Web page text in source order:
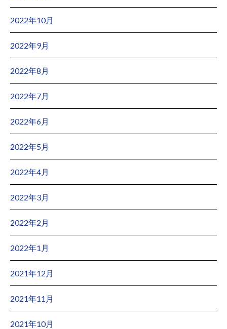
2022年10月
2022年9月
2022年8月
2022年7月
2022年6月
2022年5月
2022年4月
2022年3月
2022年2月
2022年1月
2021年12月
2021年11月
2021年10月